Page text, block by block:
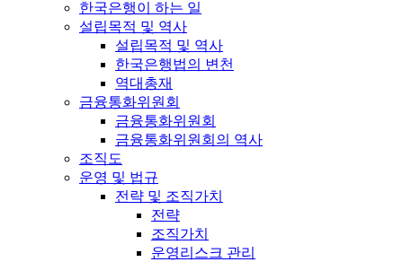
한국은행이 하는 일
설립목적 및 역사
설립목적 및 역사
한국은행법의 변천
역대총재
금융통화위원회
금융통화위원회
금융통화위원회의 역사
조직도
운영 및 법규
전략 및 조직가치
전략
조직가치
운영리스크 관리